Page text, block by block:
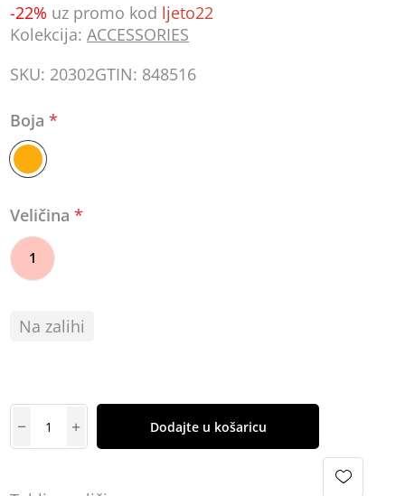
-22% uz promo kod ljeto22
Kolekcija: ACCESSORIES
SKU: 20302GTIN: 848516
Boja*
Veličina*
1
Na zalihi
Dodajte u košaricu